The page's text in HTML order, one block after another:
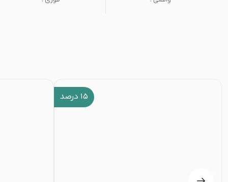
۱۵ درصد